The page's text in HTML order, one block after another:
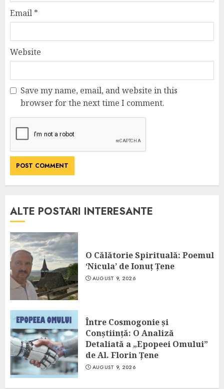
Email *
Website
Save my name, email, and website in this
browser for the next time I comment.
ALTE POSTARI INTERESANTE
O Călătorie Spirituală: Poemul
‘Nicula’ de Ionuț Țene
AUGUST 9, 2026
Între Cosmogonie și
Conștiință: O Analiză
Detaliată a „Epopeei Omului”
de Al. Florin Țene
AUGUST 9, 2026